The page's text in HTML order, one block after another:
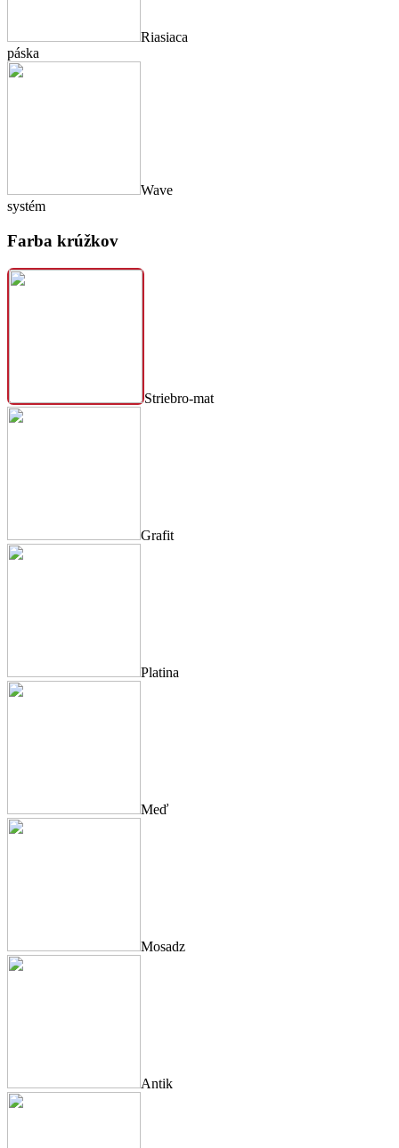
Riasiaca
páska
Wave
systém
Farba krúžkov
Striebro-mat
Grafit
Platina
Meď
Mosadz
Antik